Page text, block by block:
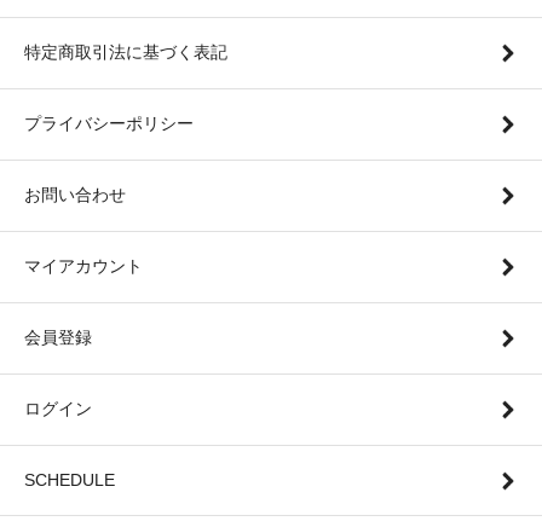
特定商取引法に基づく表記
プライバシーポリシー
お問い合わせ
マイアカウント
会員登録
ログイン
SCHEDULE